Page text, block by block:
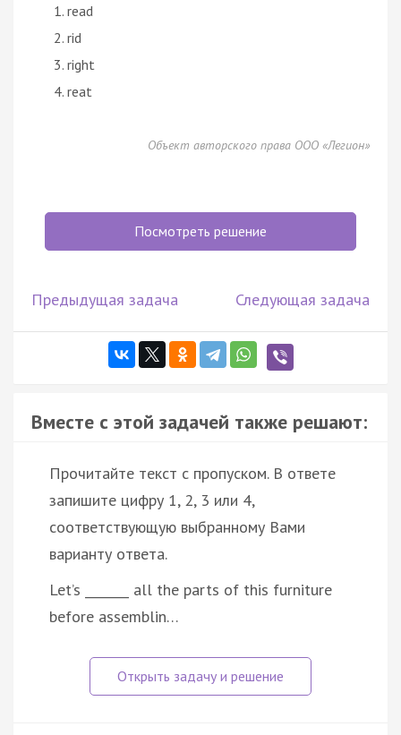
read
rid
right
reat
Объект авторского права ООО «Легион»
Посмотреть решение
Предыдущая задача Следующая задача
Вместе с этой задачей также решают:
Прочитайте текст с пропуском. В ответе
запишите цифру 1, 2, 3 или 4,
соответствующую выбранному Вами
варианту ответа.
Let’s _______ all the parts of this furniture
before assemblin…